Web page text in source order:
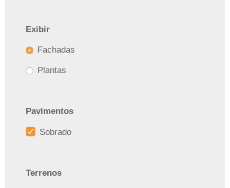
Exibir
Fachadas
Plantas
Pavimentos
Sobrado
Terrenos